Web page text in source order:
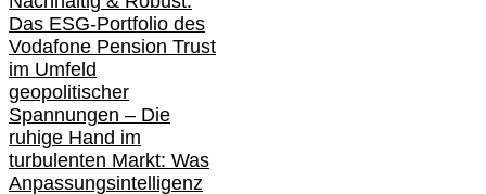
Das ESG-Portfolio des
Vodafone Pension Trust
im Umfeld
geopolitischer
Spannungen – Die
ruhige Hand im
turbulenten Markt: Was
Anpassungsintelligenz